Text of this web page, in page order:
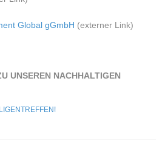
Global gGmbH (externer Link)
UNSE­REN NACH­HAL­TI­GEN